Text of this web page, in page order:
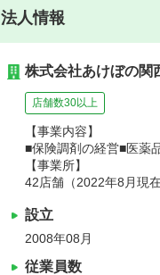
法人情報
株式会社あけぼの関
店舗数30以上
【事業内容】
■保険調剤の経営■医薬
【事業所】
42店舗（2022年8月現在
設立
2008年08月
従業員数